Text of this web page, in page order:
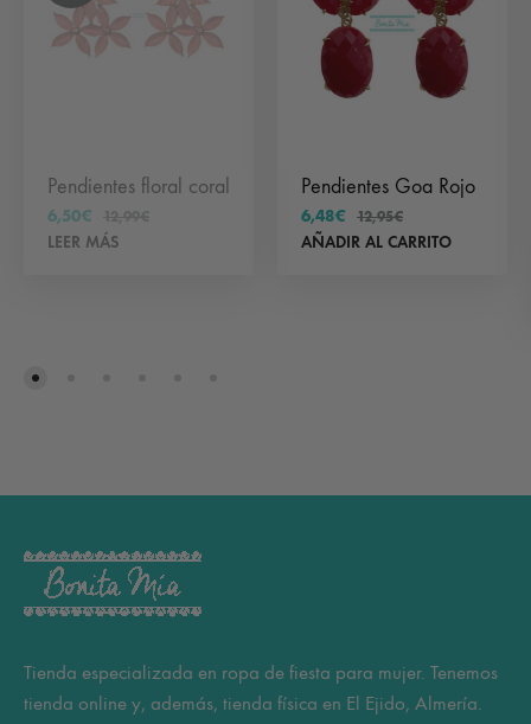
Pendientes floral coral
6,50€
LEER MÁS
Pendientes Goa Rojo
6,48€ 12,95€
AÑADIR AL CARRITO
Tienda especializada en ropa de fiesta para mujer. Tenemos
tienda online y, además, tienda física en El Ejido, Almería.